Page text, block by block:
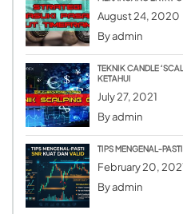
August 24, 2020
Byadmin
TEKNIK CANDLE
KETAHUI
July 27, 2021
Byadmin
TIPS MENGENAL-
February 20,
Byadmin